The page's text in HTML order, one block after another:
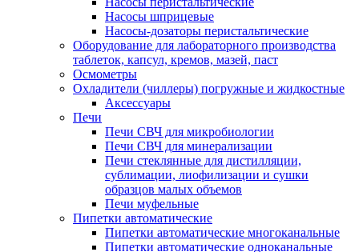
Насосы шприцевые
Насосы-дозаторы перистальтические
Оборудование для лабораторного производства
таблеток, капсул, кремов, мазей, паст
Осмометры
Охладители (чиллеры) погружные и жидкостные
Аксессуары
Печи
Печи СВЧ для микробиологии
Печи СВЧ для минерализации
Печи стеклянные для дистилляции,
сублимации, лиофилизации и сушки
образцов малых объемов
Печи муфельные
Пипетки автоматические
Пипетки автоматические многоканальные
Пипетки автоматические одноканальные